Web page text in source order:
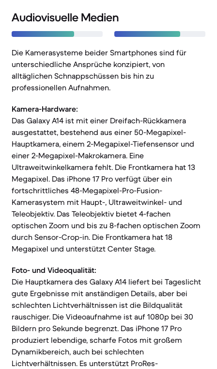
Audiovisuelle Medien
Die Kamerasysteme beider Smartphones sind für
unterschiedliche Ansprüche konzipiert, von
alltäglichen Schnappschüssen bis hin zu
professionellen Aufnahmen.
Kamera-Hardware:
Das Galaxy A14 ist mit einer Dreifach-Rückkamera
ausgestattet, bestehend aus einer 50-Megapixel-
Hauptkamera, einem 2-Megapixel-Tiefensensor und
einer 2-Megapixel-Makrokamera. Eine
Ultraweitwinkelkamera fehlt. Die Frontkamera hat 13
Megapixel. Das iPhone 17 Pro verfügt über ein
fortschrittliches 48-Megapixel-Pro-Fusion-
Kamerasystem mit Haupt-, Ultraweitwinkel- und
Teleobjektiv. Das Teleobjektiv bietet 4-fachen
optischen Zoom und bis zu 8-fachen optischen Zoom
durch Sensor-Crop-in. Die Frontkamera hat 18
Megapixel und unterstützt Center Stage.
Foto- und Videoqualität:
Die Hauptkamera des Galaxy A14 liefert bei Tageslicht
gute Ergebnisse mit anständigen Details, aber bei
schlechten Lichtverhältnissen ist die Bildqualität
rauschiger. Die Videoaufnahme ist auf 1080p bei 30
Bildern pro Sekunde begrenzt. Das iPhone 17 Pro
produziert lebendige, scharfe Fotos mit großem
Dynamikbereich, auch bei schlechten
Lichtverhältnissen. Es unterstützt ProRes-